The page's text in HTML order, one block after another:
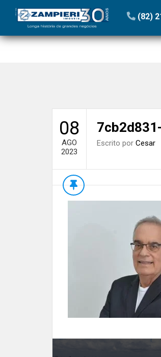
(82)
Início»Blog»Avanço do Mar |
08
AGO
2023
Escrito por Cesar